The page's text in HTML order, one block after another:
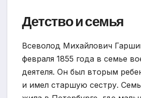
Детство и семья
Всеволод Михайлович
февраля 1855 года в семье
деятеля. Он был вторым
и имел старшую сестру.